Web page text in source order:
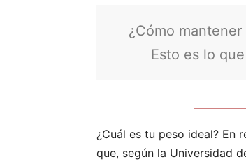
¿Cómo
Esto es lo
¿Cuál es tu peso ideal? En
que, según la Universidad